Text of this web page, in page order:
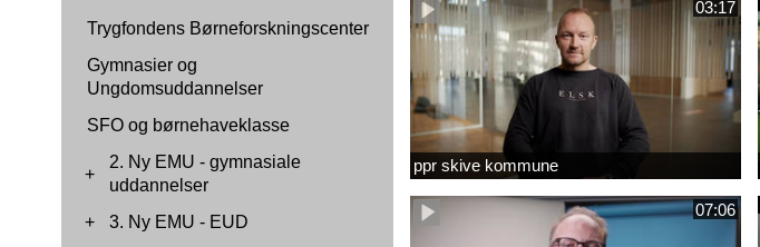
Trygfondens Børneforskningscenter
Gymnasier og
Ungdomsuddannelser
SFO og børnehaveklasse
+
2. Ny EMU - gymnasiale
uddannelser
+
3. Ny EMU - EUD
03:17
ppr skive kommune
07:06